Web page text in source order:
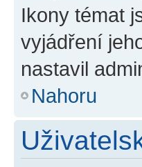
Ikony témat
vyjádření
nastavil
Nahoru